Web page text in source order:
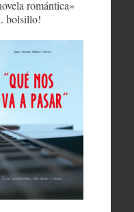
romántica»
bolsillo!